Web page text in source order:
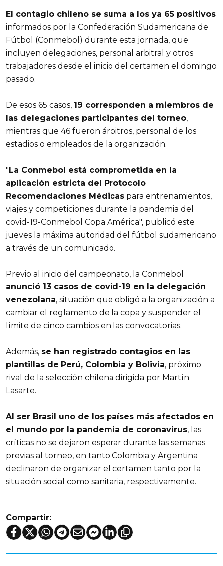
El contagio chileno se suma a los ya 65 positivos
informados por la Confederación Sudamericana de
Fútbol (Conmebol) durante esta jornada, que
incluyen delegaciones, personal arbitral y otros
trabajadores desde el inicio del certamen el domingo
pasado.
De esos 65 casos, 19 corresponden a miembros de
las delegaciones participantes del torneo,
mientras que 46 fueron árbitros, personal de los
estadios o empleados de la organización.
" La Conmebol está comprometida en la
aplicación estricta del Protocolo
Recomendaciones Médicas para entrenamientos,
viajes y competiciones durante la pandemia del
covid-19-Conmebol Copa América", publicó este
jueves la máxima autoridad del fútbol sudamericano
a través de un comunicado.
Previo al inicio del campeonato, la Conmebol
anunció 13 casos de covid-19 en la delegación
venezolana, situación que obligó a la organización a
cambiar el reglamento de la copa y suspender el
límite de cinco cambios en las convocatorias.
Además, se han registrado contagios en las
plantillas de Perú, Colombia y Bolivia, próximo
rival de la selección chilena dirigida por Martín
Lasarte.
Al ser Brasil uno de los países más afectados en
el mundo por la pandemia de coronavirus, las
críticas no se dejaron esperar durante las semanas
previas al torneo, en tanto Colombia y Argentina
declinaron de organizar el certamen tanto por la
situación social como sanitaria, respectivamente.
Compartir: